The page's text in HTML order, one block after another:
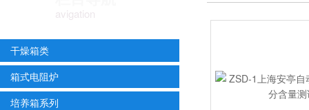
avigation
干燥箱类
箱式电阻炉
培养箱系列